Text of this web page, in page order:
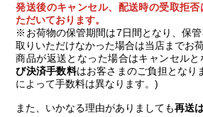
発送後のキャンセル、配送時の受取拒
ただいております。
※お荷物の保管期間は7日間となり、保
取りいただけなかった場合は当店までお
商品が返送となった場合はキャンセルと
び決済手数料はお客さまのご負担となり
によって手数料は異なります。)
また、いかなる理由がありましても再送